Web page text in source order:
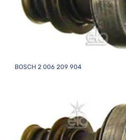
BOSCH 2 006 209 904